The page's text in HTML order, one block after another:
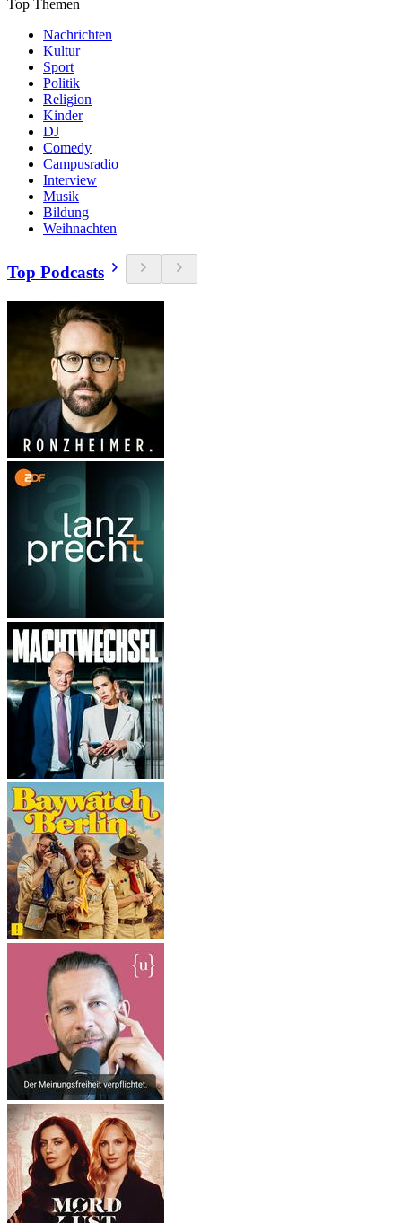
Top Themen
Nachrichten
Kultur
Sport
Politik
Religion
Kinder
DJ
Comedy
Campusradio
Interview
Musik
Bildung
Weihnachten
Top Podcasts